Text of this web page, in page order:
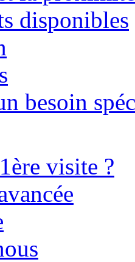
disponibles
besoin
visite ?